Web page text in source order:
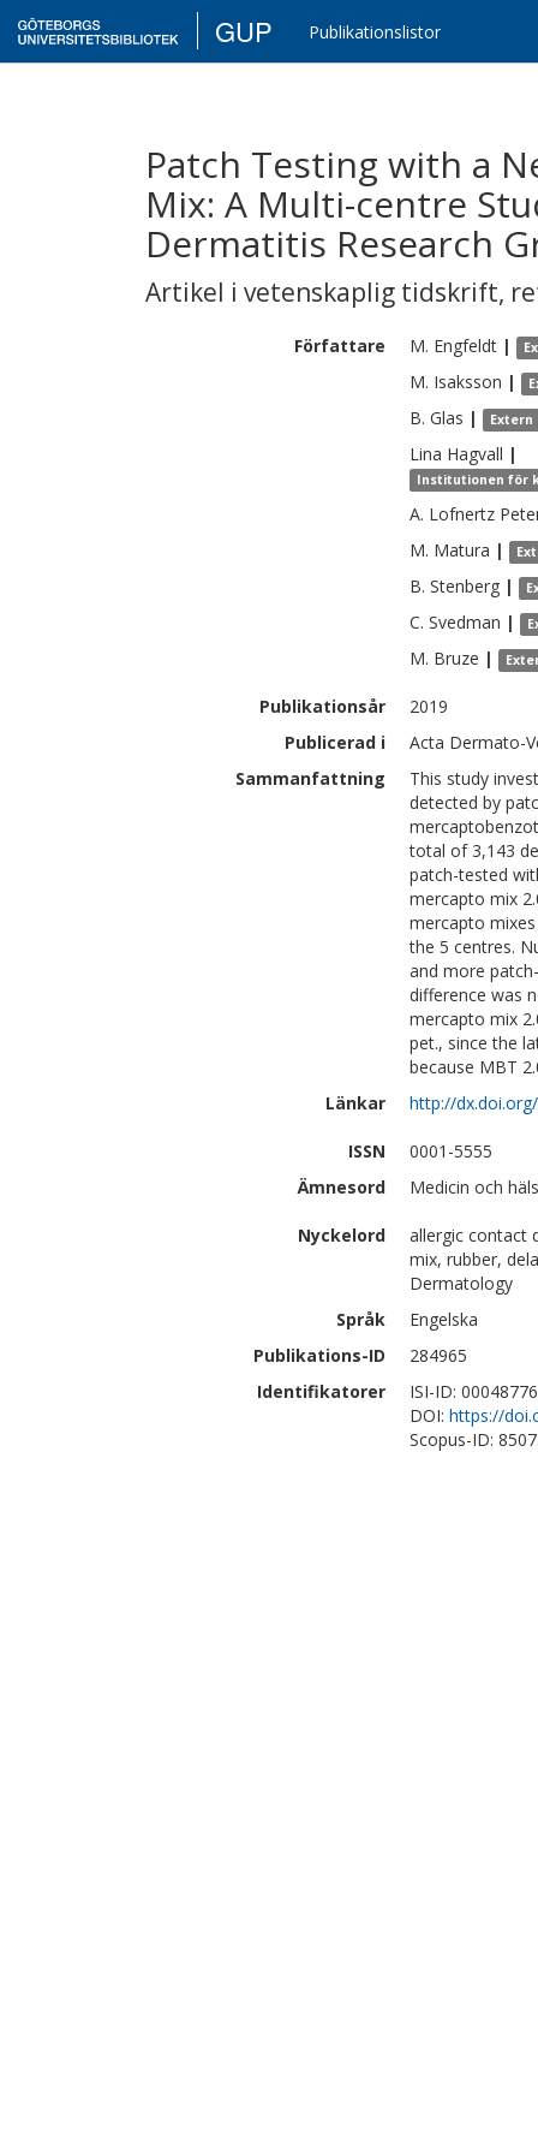
GUP Publikationslistor
Patch Testing with a
Mix: A Multi-centre
Dermatitis Research
Artikel i vetenskaplig tidskrift,
Författare M. Engfeldt |
M. Isaksson |
B. Glas | Extern
Lina Hagvall |
Institutionen för
A. Lofnertz
M. Matura |
B. Stenberg |
C. Svedman |
M. Bruze |
Publikationsår
2019
Publicerad i
Acta Dermato-
Sammanfattning
This study
detected by
total of 3,143
patch-tested
mercapto mix
mercapto mixes
the 5 centres.
and more
difference was
mercapto mix
pet., since the
because MBT
Länkar
http://
ISSN
0001-5555
Ämnesord
Medicin och
Nyckelord
allergic contact
mix, rubber,
Dermatology
Språk
Engelska
Publikations-ID
284965
Identifikatorer
ISI-ID:
DOI: https://
Scopus-ID: